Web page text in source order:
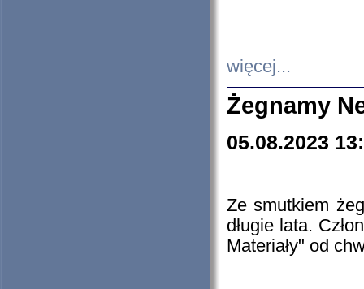
więcej...
Żegnamy
05.08.2023
Ze smutkiem
długie lata.
Materiały" od